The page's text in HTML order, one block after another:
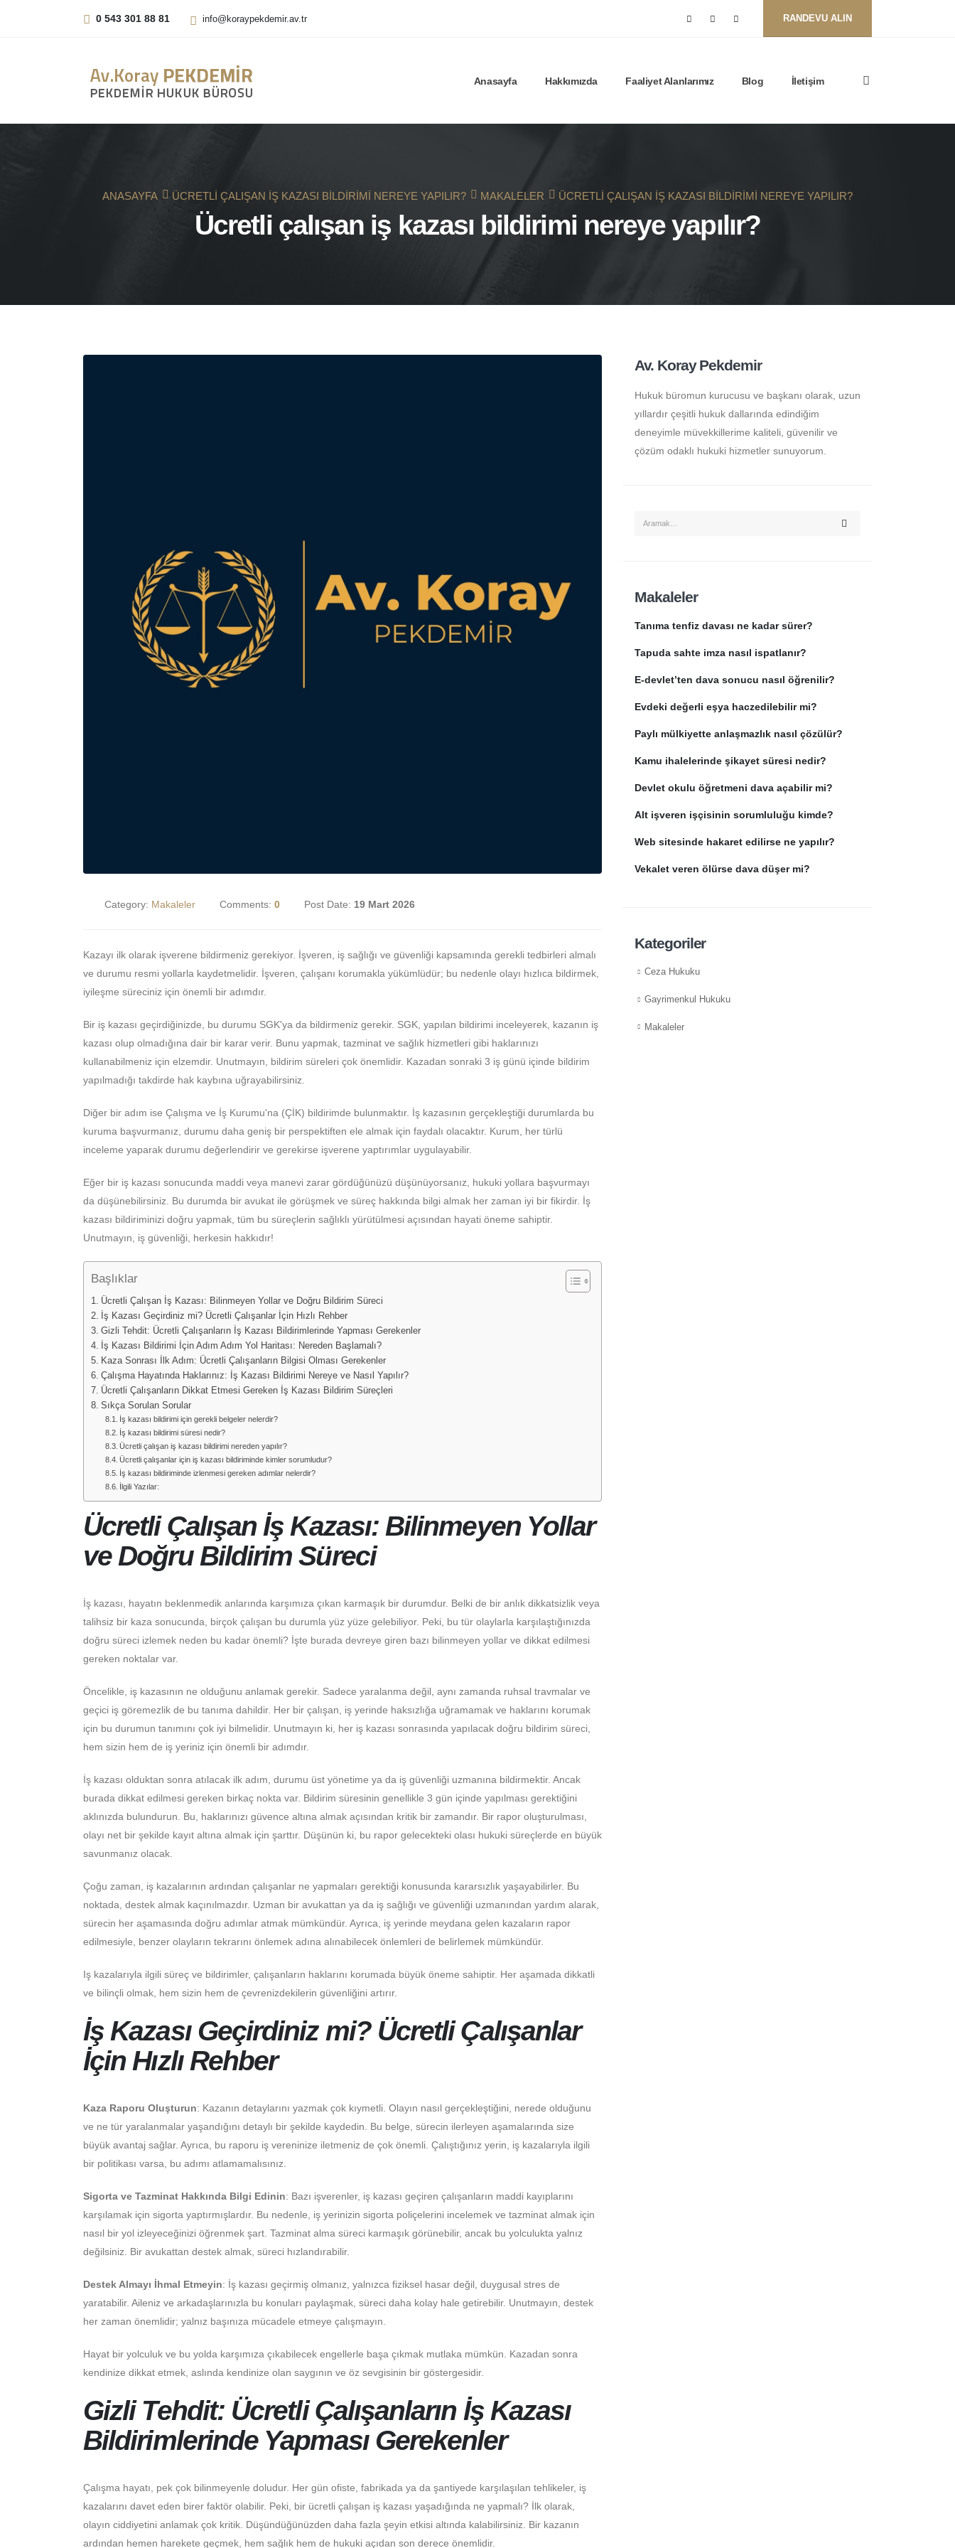
0 543 301 88 81 info@koraypekdemir.av.tr RANDEVU ALIN
Anasayfa Hakkımızda Faaliyet Alanlarımız Blog İletişim
ANASAYFA ÜCRETLI ÇALIŞAN IŞ KAZASI BILDIRIMI NEREYE YAPILIR? MAKALELER ÜCRETLI ÇALIŞAN IŞ KAZASI BILDIRIMI NEREYE YAPILIR?
Ücretli çalışan iş kazası bildirimi nereye yapılır?
Category: Makaleler Comments: 0 Post Date: 19 Mart 2026
Kazayı ilk olarak işverene bildirmeniz gerekiyor. İşveren, iş sağlığı ve güvenliği kapsamında gerekli tedbirleri almalı
ve durumu resmi yollarla kaydetmelidir. İşveren, çalışanı korumakla yükümlüdür; bu nedenle olayı hızlıca bildirmek,
iyileşme süreciniz için önemli bir adımdır.
Bir iş kazası geçirdiğinizde, bu durumu SGK'ya da bildirmeniz gerekir. SGK, yapılan bildirimi inceleyerek, kazanın iş
kazası olup olmadığına dair bir karar verir. Bunu yapmak, tazminat ve sağlık hizmetleri gibi haklarınızı
kullanabilmeniz için elzemdir. Unutmayın, bildirim süreleri çok önemlidir. Kazadan sonraki 3 iş günü içinde bildirim
yapılmadığı takdirde hak kaybına uğrayabilirsiniz.
Diğer bir adım ise Çalışma ve İş Kurumu'na (ÇİK) bildirimde bulunmaktır. İş kazasının gerçekleştiği durumlarda bu
kuruma başvurmanız, durumu daha geniş bir perspektiften ele almak için faydalı olacaktır. Kurum, her türlü
inceleme yaparak durumu değerlendirir ve gerekirse işverene yaptırımlar uygulayabilir.
Eğer bir iş kazası sonucunda maddi veya manevi zarar gördüğünüzü düşünüyorsanız, hukuki yollara başvurmayı
da düşünebilirsiniz. Bu durumda bir avukat ile görüşmek ve süreç hakkında bilgi almak her zaman iyi bir fikirdir. İş
kazası bildiriminizi doğru yapmak, tüm bu süreçlerin sağlıklı yürütülmesi açısından hayati öneme sahiptir.
Unutmayın, iş güvenliği, herkesin hakkıdır!
Başlıklar
Ücretli Çalışan İş Kazası: Bilinmeyen Yollar ve Doğru Bildirim Süreci
İş Kazası Geçirdiniz mi? Ücretli Çalışanlar İçin Hızlı Rehber
Gizli Tehdit: Ücretli Çalışanların İş Kazası Bildirimlerinde Yapması Gerekenler
İş Kazası Bildirimi İçin Adım Adım Yol Haritası: Nereden Başlamalı?
Kaza Sonrası İlk Adım: Ücretli Çalışanların Bilgisi Olması Gerekenler
Çalışma Hayatında Haklarınız: İş Kazası Bildirimi Nereye ve Nasıl Yapılır?
Ücretli Çalışanların Dikkat Etmesi Gereken İş Kazası Bildirim Süreçleri
Sıkça Sorulan Sorular
İş kazası bildirimi için gerekli belgeler nelerdir?
İş kazası bildirimi süresi nedir?
Ücretli çalışan iş kazası bildirimi nereden yapılır?
Ücretli çalışanlar için iş kazası bildiriminde kimler sorumludur?
İş kazası bildiriminde izlenmesi gereken adımlar nelerdir?
İlgili Yazılar:
Ücretli Çalışan İş Kazası: Bilinmeyen Yollar
ve Doğru Bildirim Süreci
İş kazası, hayatın beklenmedik anlarında karşımıza çıkan karmaşık bir durumdur. Belki de bir anlık dikkatsizlik veya
talihsiz bir kaza sonucunda, birçok çalışan bu durumla yüz yüze gelebiliyor. Peki, bu tür olaylarla karşılaştığınızda
doğru süreci izlemek neden bu kadar önemli? İşte burada devreye giren bazı bilinmeyen yollar ve dikkat edilmesi
gereken noktalar var.
Öncelikle, iş kazasının ne olduğunu anlamak gerekir. Sadece yaralanma değil, aynı zamanda ruhsal travmalar ve
geçici iş göremezlik de bu tanıma dahildir. Her bir çalışan, iş yerinde haksızlığa uğramamak ve haklarını korumak
için bu durumun tanımını çok iyi bilmelidir. Unutmayın ki, her iş kazası sonrasında yapılacak doğru bildirim süreci,
hem sizin hem de iş yeriniz için önemli bir adımdır.
İş kazası olduktan sonra atılacak ilk adım, durumu üst yönetime ya da iş güvenliği uzmanına bildirmektir. Ancak
burada dikkat edilmesi gereken birkaç nokta var. Bildirim süresinin genellikle 3 gün içinde yapılması gerektiğini
aklınızda bulundurun. Bu, haklarınızı güvence altına almak açısından kritik bir zamandır. Bir rapor oluşturulması,
olayı net bir şekilde kayıt altına almak için şarttır. Düşünün ki, bu rapor gelecekteki olası hukuki süreçlerde en büyük
savunmanız olacak.
Çoğu zaman, iş kazalarının ardından çalışanlar ne yapmaları gerektiği konusunda kararsızlık yaşayabilirler. Bu
noktada, destek almak kaçınılmazdır. Uzman bir avukattan ya da iş sağlığı ve güvenliği uzmanından yardım alarak,
sürecin her aşamasında doğru adımlar atmak mümkündür. Ayrıca, iş yerinde meydana gelen kazaların rapor
edilmesiyle, benzer olayların tekrarını önlemek adına alınabilecek önlemleri de belirlemek mümkündür.
Iş kazalarıyla ilgili süreç ve bildirimler, çalışanların haklarını korumada büyük öneme sahiptir. Her aşamada dikkatli
ve bilinçli olmak, hem sizin hem de çevrenizdekilerin güvenliğini artırır.
İş Kazası Geçirdiniz mi? Ücretli Çalışanlar
İçin Hızlı Rehber
Kaza Raporu Oluşturun: Kazanın detaylarını yazmak çok kıymetli. Olayın nasıl gerçekleştiğini, nerede olduğunu
ve ne tür yaralanmalar yaşandığını detaylı bir şekilde kaydedin. Bu belge, sürecin ilerleyen aşamalarında size
büyük avantaj sağlar. Ayrıca, bu raporu iş vereninize iletmeniz de çok önemli. Çalıştığınız yerin, iş kazalarıyla ilgili
bir politikası varsa, bu adımı atlamamalısınız.
Sigorta ve Tazminat Hakkında Bilgi Edinin: Bazı işverenler, iş kazası geçiren çalışanların maddi kayıplarını
karşılamak için sigorta yaptırmışlardır. Bu nedenle, iş yerinizin sigorta poliçelerini incelemek ve tazminat almak için
nasıl bir yol izleyeceğinizi öğrenmek şart. Tazminat alma süreci karmaşık görünebilir, ancak bu yolculukta yalnız
değilsiniz. Bir avukattan destek almak, süreci hızlandırabilir.
Destek Almayı İhmal Etmeyin: İş kazası geçirmiş olmanız, yalnızca fiziksel hasar değil, duygusal stres de
yaratabilir. Aileniz ve arkadaşlarınızla bu konuları paylaşmak, süreci daha kolay hale getirebilir. Unutmayın, destek
her zaman önemlidir; yalnız başınıza mücadele etmeye çalışmayın.
Hayat bir yolculuk ve bu yolda karşımıza çıkabilecek engellerle başa çıkmak mutlaka mümkün. Kazadan sonra
kendinize dikkat etmek, aslında kendinize olan saygının ve öz sevgisinin bir göstergesidir.
Gizli Tehdit: Ücretli Çalışanların İş Kazası
Bildirimlerinde Yapması Gerekenler
Çalışma hayatı, pek çok bilinmeyenle doludur. Her gün ofiste, fabrikada ya da şantiyede karşılaşılan tehlikeler, iş
kazalarını davet eden birer faktör olabilir. Peki, bir ücretli çalışan iş kazası yaşadığında ne yapmalı? İlk olarak,
olayın ciddiyetini anlamak çok kritik. Düşündüğünüzden daha fazla şeyin etkisi altında kalabilirsiniz. Bir kazanın
ardından hemen harekete geçmek, hem sağlık hem de hukuki açıdan son derece önemlidir.
Av. Koray Pekdemir
Hukuk büromun kurucusu ve başkanı olarak, uzun
yıllardır çeşitli hukuk dallarında edindiğim
deneyimle müvekkillerime kaliteli, güvenilir ve
çözüm odaklı hukuki hizmetler sunuyorum.
Makaleler
Tanıma tenfiz davası ne kadar sürer?
Tapuda sahte imza nasıl ispatlanır?
E-devlet’ten dava sonucu nasıl öğrenilir?
Evdeki değerli eşya haczedilebilir mi?
Paylı mülkiyette anlaşmazlık nasıl çözülür?
Kamu ihalelerinde şikayet süresi nedir?
Devlet okulu öğretmeni dava açabilir mi?
Alt işveren işçisinin sorumluluğu kimde?
Web sitesinde hakaret edilirse ne yapılır?
Vekalet veren ölürse dava düşer mi?
Kategoriler
Ceza Hukuku
Gayrimenkul Hukuku
Makaleler